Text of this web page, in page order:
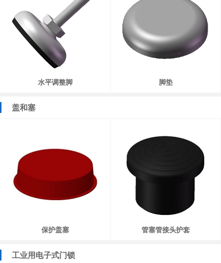
水平调整脚 脚垫
盖和塞
保护盖塞 管塞管接头护套
工业用电子式门锁